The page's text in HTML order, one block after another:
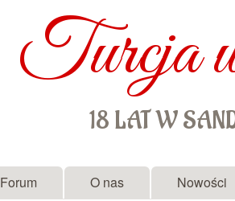
Turcja
18 LAT W
Forum O nas Nowości